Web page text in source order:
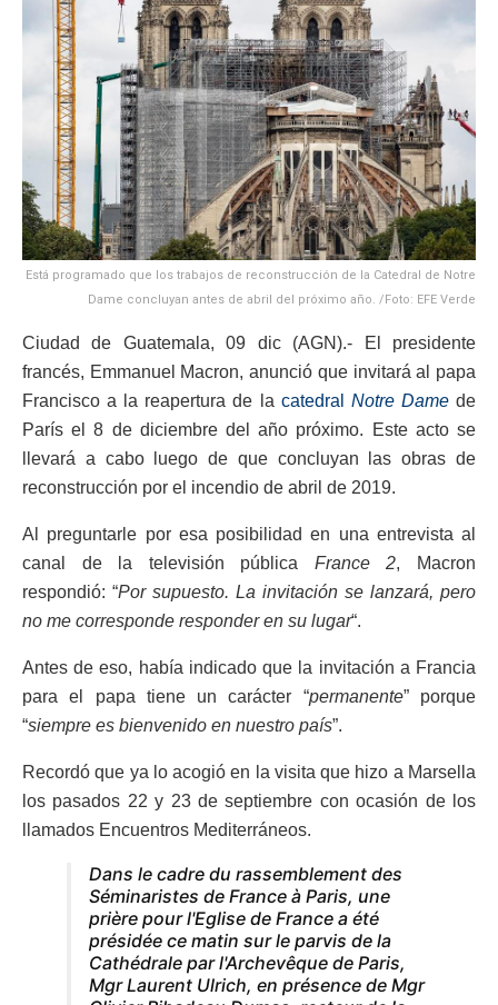
Está programado que los trabajos de reconstrucción de la Catedral de Notre
Dame concluyan antes de abril del próximo año. /Foto: EFE Verde
Ciudad de Guatemala, 09 dic (AGN).- El presidente
francés, Emmanuel Macron, anunció que invitará al papa
Francisco a la reapertura de la catedral Notre Damede
París el 8 de diciembre del año próximo. Este acto se
llevará a cabo luego de que concluyan las obras de
reconstrucción por el incendio de abril de 2019.
Al preguntarle por esa posibilidad en una entrevista al
canal de la televisión pública France 2, Macron
respondió: “Por supuesto. La invitación se lanzará, pero
no me corresponde responder en su lugar“.
Antes de eso, había indicado que la invitación a Francia
para el papa tiene un carácter “permanente” porque
“siempre es bienvenido en nuestro país”.
Recordó que ya lo acogió en la visita que hizo a Marsella
los pasados 22 y 23 de septiembre con ocasión de los
llamados Encuentros Mediterráneos.
Dans le cadre du rassemblement des
Séminaristes de France à Paris, une
prière pour l'Eglise de France a été
présidée ce matin sur le parvis de la
Cathédrale par l'Archevêque de Paris,
Mgr Laurent Ulrich, en présence de Mgr